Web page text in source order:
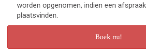
worden opgenomen, indien een
plaatsvinden.
Boek nu!